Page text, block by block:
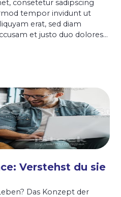
consetetur sadipscing
tempor invidunt ut
erat, sed diam
et justo duo dolores
gubergren, no sea
Verstehst du sie
Das Konzept der